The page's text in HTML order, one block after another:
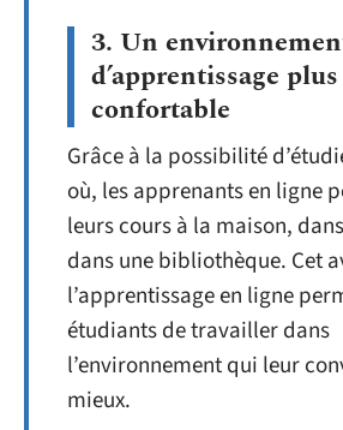
3. Un
d’apprentissage plus
confortable
Grâce à la possibilité
où, les apprenants en ligne
leurs cours à la maison,
dans une bibliothèque. Cet
l’apprentissage en ligne
étudiants de travailler dans
l’environnement qui leur
mieux.